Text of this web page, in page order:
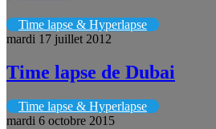
Time lapse & Hyperlapse
mardi 17 juillet 2012
Time lapse de Dubai
Time lapse & Hyperlapse
mardi 6 octobre 2015